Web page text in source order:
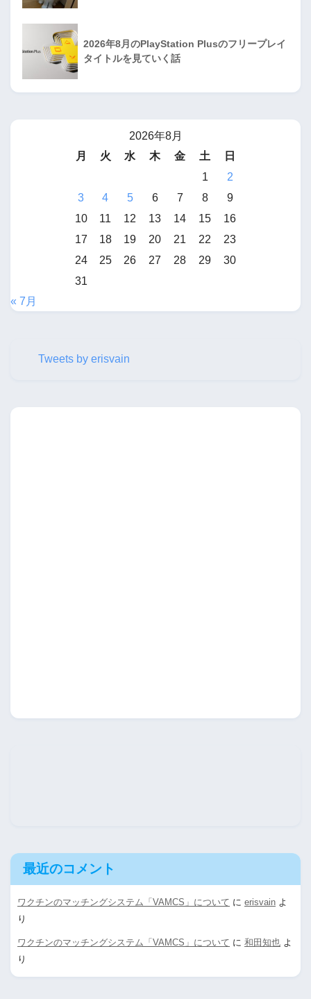
2026年8月のPlayStation Plusのフリープレイ
タイトルを見ていく話
2026年8月
月
火 水 木 金 土
日
1
2
3
4 5 6 7 8
9
10
11 12 13 14 15
16
17
18 19 20 21 22
23
24
25 26 27 28 29
30
31
« 7月
Tweets by erisvain
最近のコメント
ワクチンのマッチングシステム「VAMCS」について に erisvain よ
り
ワクチンのマッチングシステム「VAMCS」について に 和田知也 よ
り